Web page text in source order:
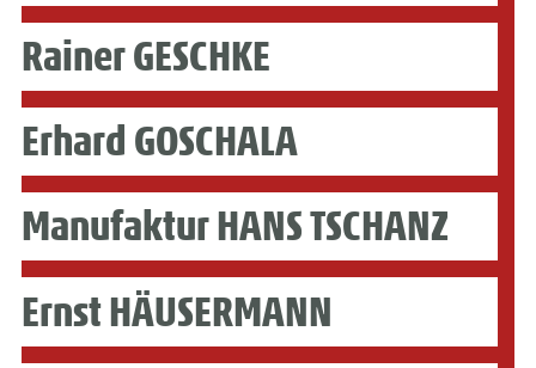
Rainer GESCHKE
Erhard GOSCHALA
Manufaktur HANS TSCHANZ
Ernst HÄUSERMANN